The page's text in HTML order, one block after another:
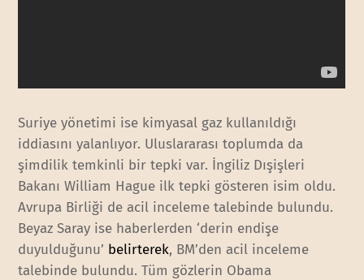
Suriye yönetimi ise kimyasal gaz kullanıldığı
iddiasını yalanlıyor. Uluslararası toplumda da
şimdilik temkinli bir tepki var. İngiliz Dışişleri
Bakanı William Hague ilk tepki gösteren isim oldu.
Avrupa Birliği de acil inceleme talebinde bulundu.
Beyaz Saray ise haberlerden ‘derin endişe
duyulduğunu’ belirterek, BM’den acil inceleme
talebinde bulundu. Tüm gözlerin Obama